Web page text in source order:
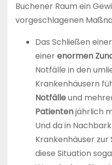
Buchener Raum ein
vorgeschlagenen
Das Schließen
einerenormen
Notfälle in den
Krankenhäusern
Notfälleund
Patientenjährlich
Und da in
Krankenhäuser zur
diese Situation